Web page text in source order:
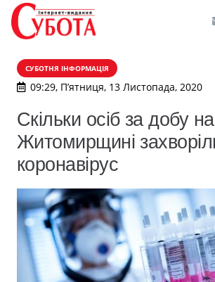
СУБОТНЯ ІНФОРМАЦІЯ
09:29, П’ятниця, 13 Листопада, 2020
Скільки осіб за добу на
Житомирщині
коронавірус